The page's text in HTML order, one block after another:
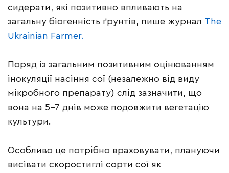
сидерати, які позитивно впливають на
загальну біогенність ґрунтів, пише журнал The
Ukrainian Farmer.
Поряд із загальним позитивним оцінюванням
інокуляції насіння сої (незалежно від виду
мікробного препарату) слід зазначити, що
вона на 5–7 днів може подовжити вегетацію
культури.
Особливо це потрібно враховувати, плануючи
висівати скоростиглі сорти сої як